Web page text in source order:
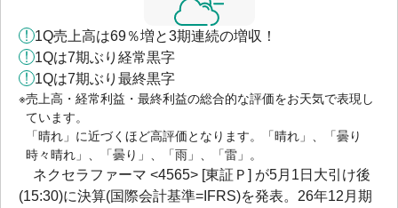
1Q売上高は69％増と3期連続の増収！
1Qは7期ぶり経常黒字
1Qは7期ぶり最終黒字
売上高・経常利益・最終利益の総合的な評価をお天気で表現し
ています。
「晴れ」に近づくほど高評価となります。「晴れ」、「曇り
時々晴れ」、「曇り」、「雨」、「雷」。
ネクセラファーマ <4565> [東証Ｐ] が5月1日大引け後
(15:30)に決算(国際会計基準=IFRS)を発表。26年12月期